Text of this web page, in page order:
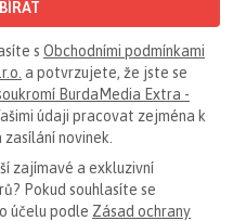
s Obchodními podmínkami
a potvrzujete, že jste se
BurdaMedia Extra -
údaji pracovat zejména k
novinek.
zajímavé a exkluzivní
Pokud souhlasíte se
účelu podle Zásad ochrany